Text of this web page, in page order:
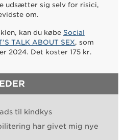
udsætter sig selv for risici,
om.
kan du købe Social
TALK ABOUT SEX, som
2024. Det koster 175 kr.
til kindkys
har givet mig nye